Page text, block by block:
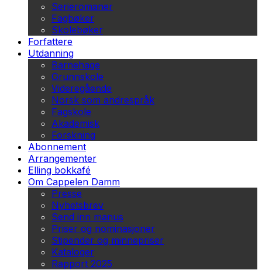
Serieromaner
Fagbøker
Skolebøker
Forfattere
Utdanning
Barnehage
Grunnskole
Videregående
Norsk som andrespråk
Fagskole
Akademisk
Forskning
Abonnement
Arrangementer
Elling bokkafé
Om Cappelen Damm
Presse
Nyhetsbrev
Send inn manus
Priser og nominasjoner
Stipender og minnepriser
Kataloger
Rapport 2025